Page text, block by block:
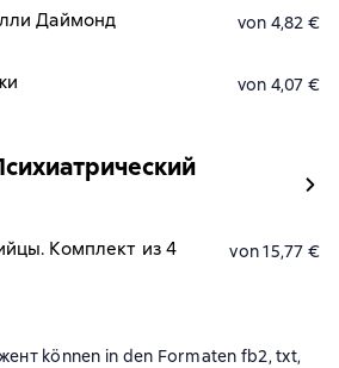
Даймонд von 4,82 €
von 4,07 €
Комплект из 4
von 15,77 €
können in den Formaten fb2, txt,